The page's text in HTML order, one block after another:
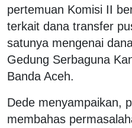
pertemuan Komisi II
terkait dana transfer
satunya mengenai
Gedung Serbaguna
Banda Aceh.
Dede menyampaikan,
membahas